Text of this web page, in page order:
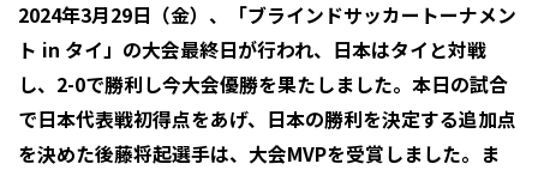
2024年3月29日（金）、「ブラインドサッカートーナメン
ト in タイ」の大会最終日が行われ、日本はタイと対戦
し、2-0で勝利し今大会優勝を果たしました。本日の試合
で日本代表戦初得点をあげ、日本の勝利を決定する追加点
を決めた後藤将起選手は、大会MVPを受賞しました。ま